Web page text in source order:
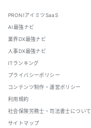
PRONIアイミツSaaS
AI最強ナビ
業界DX最強ナビ
人事DX最強ナビ
ITランキング
プライバシーポリシー
コンテンツ制作・運営ポリシー
利用規約
社会保険労務士・司法書士について
サイトマップ